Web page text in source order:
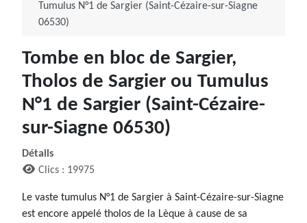
Tumulus N°1 de Sargier (Saint-Cézaire-sur-Siagne
06530)
Tombe en bloc de Sargier,
Tholos de Sargier ou Tumulus
N°1 de Sargier (Saint-Cézaire-
sur-Siagne 06530)
Détails
Clics : 19975
Le vaste tumulus N°1 de Sargier à Saint-Cézaire-sur-Siagne
est encore appelé tholos de la Lèque à cause de sa